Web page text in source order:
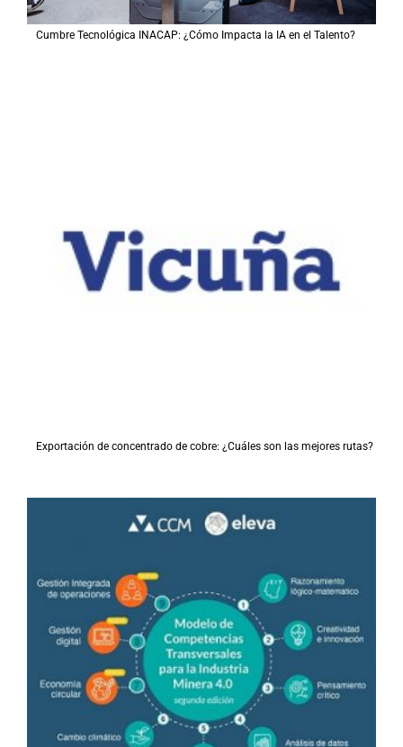
Cumbre Tecnológica INACAP: ¿Cómo Impacta la IA en el Talento?
Exportación de concentrado de cobre: ¿Cuáles son las mejores rutas?